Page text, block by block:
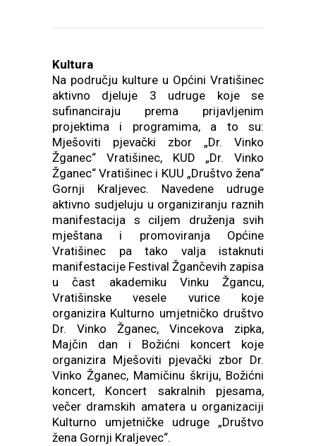
Kultura
Na području kulture u Općini Vratišinec
aktivno djeluje 3 udruge koje se
sufinanciraju prema prijavljenim
projektima i programima, a to su:
Mješoviti pjevački zbor „Dr. Vinko
Žganec“ Vratišinec, KUD „Dr. Vinko
Žganec“ Vratišinec i KUU „Društvo žena“
Gornji Kraljevec. Navedene udruge
aktivno sudjeluju u organiziranju raznih
manifestacija s ciljem druženja svih
mještana i promoviranja Općine
Vratišinec pa tako valja istaknuti
manifestacije Festival Žgančevih zapisa
u čast akademiku Vinku Žgancu,
Vratišinske vesele vurice koje
organizira Kulturno umjetničko društvo
Dr. Vinko Žganec, Vincekova zipka,
Majčin dan i Božićni koncert koje
organizira Mješoviti pjevački zbor Dr.
Vinko Žganec, Mamičinu škriju, Božićni
koncert, Koncert sakralnih pjesama,
večer dramskih amatera u organizaciji
Kulturno umjetničke udruge „Društvo
žena Gornji Kraljevec“.